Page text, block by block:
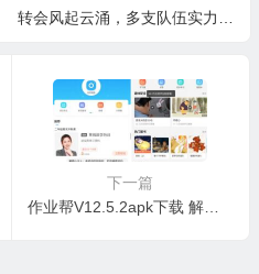
转会风起云涌，多支队伍实力有
下一篇
作业帮V12.5.2apk下载 解锁内购vip